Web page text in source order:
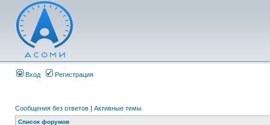
Вход Регистрация
Сообщения без ответов | Активные темы
Список форумов